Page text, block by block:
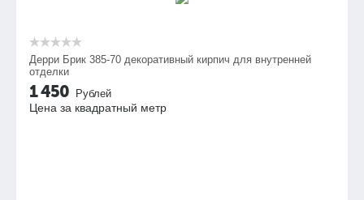
Дерри Брик 385-70 декоративный кирпич для внутренней
отделки
1 450 Рублей
Цена за квадратный метр